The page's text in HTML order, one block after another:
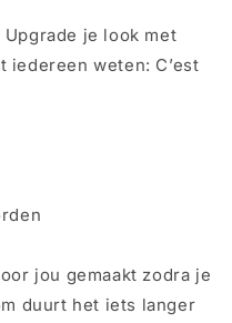
je look met
iedereen weten: C’est
jou gemaakt zodra je
duurt het iets langer